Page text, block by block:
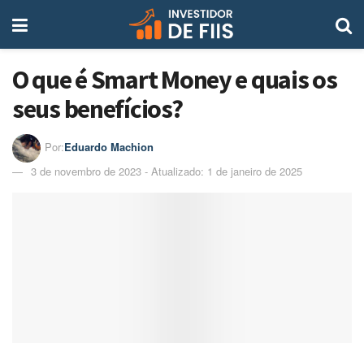
O que é Smart Money e quais os
seus benefícios?
Por:Eduardo Machion
3 de novembro de 2023 - Atualizado: 1 de janeiro de 2025